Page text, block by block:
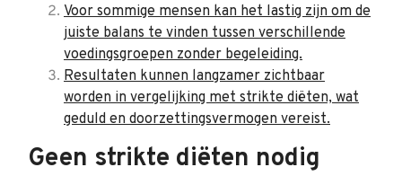
Voor sommige mensen kan het lastig zijn om de
juiste balans te vinden tussen verschillende
voedingsgroepen zonder begeleiding.
Resultaten kunnen langzamer zichtbaar
worden in vergelijking met strikte diëten, wat
geduld en doorzettingsvermogen vereist.
Geen strikte diëten nodig